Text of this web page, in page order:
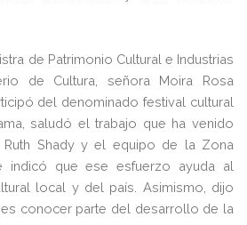
de Patrimonio Cultural e Industrias
de Cultura, señora Moira Rosa
del denominado festival cultural
saludó el trabajo que ha venido
Shady y el equipo de la Zona
indicó que ese esfuerzo ayuda al
local y del país. Asimismo, dijo
conocer parte del desarrollo de la